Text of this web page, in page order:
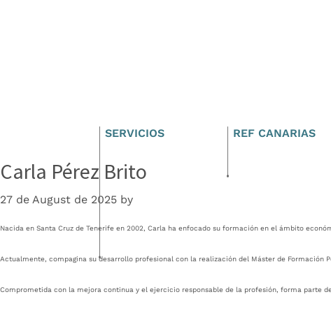
SERVICIOS REF CANARIAS
Carla Pérez Brito
27 de August de 2025 by
Nacida en Santa Cruz de Tenerife en 2002, Carla ha enfocado su formación en el ámbito
Actualmente, compagina su desarrollo profesional con la realización del Máster de Formación
Comprometida con la mejora continua y el ejercicio responsable de la profesión, forma parte